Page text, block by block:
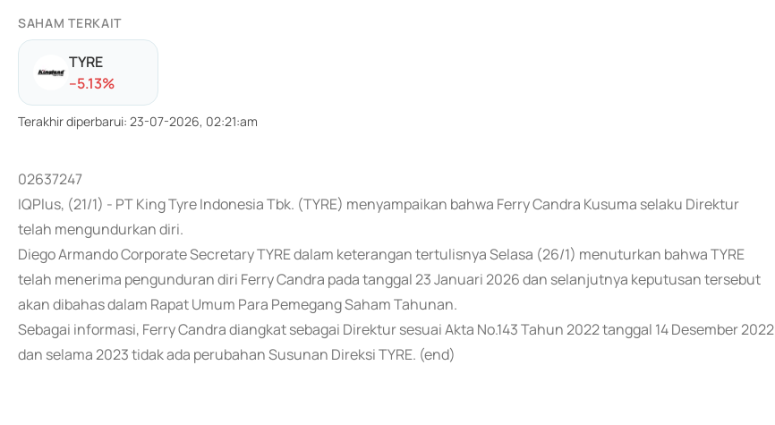
SAHAM TERKAIT
TYRE
--5.13%
Terakhir diperbarui: 23-07-2026, 02:21:am
02637247
IQPlus, (21/1) - PT King Tyre Indonesia Tbk. (TYRE) menyampaikan bahwa Ferry Candra Kusuma selaku Direktur
telah mengundurkan diri.
Diego Armando Corporate Secretary TYRE dalam keterangan tertulisnya Selasa (26/1) menuturkan bahwa TYRE
telah menerima pengunduran diri Ferry Candra pada tanggal 23 Januari 2026 dan selanjutnya keputusan tersebut
akan dibahas dalam Rapat Umum Para Pemegang Saham Tahunan.
Sebagai informasi, Ferry Candra diangkat sebagai Direktur sesuai Akta No.143 Tahun 2022 tanggal 14 Desember 2022
dan selama 2023 tidak ada perubahan Susunan Direksi TYRE. (end)